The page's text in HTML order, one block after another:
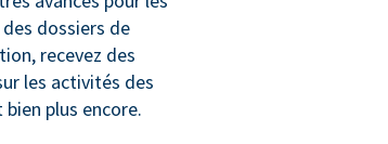
dossiers de
recevez des
les activités des
plus encore.